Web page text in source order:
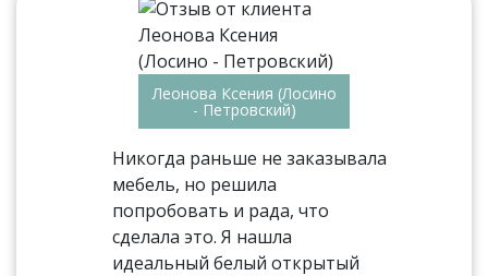
Леонова Ксения (Лосино
- Петровский)
Никогда раньше не заказывала
мебель, но решила
попробовать и рада, что
сделала это. Я нашла
идеальный белый открытый